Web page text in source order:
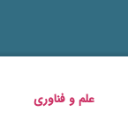
علم و فناوری